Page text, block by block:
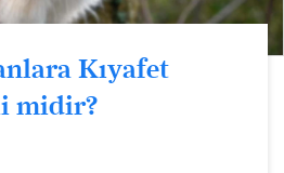
Kıyafet
midir?